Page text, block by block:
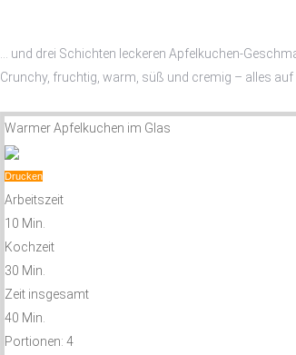
… und drei Schichten leckeren Apfelkuchen-
Crunchy, fruchtig, warm, süß und cremig – alles auf
Warmer Apfelkuchen im Glas
Drucken
Arbeitszeit
10 Min.
Kochzeit
30 Min.
Zeit insgesamt
40 Min.
Portionen: 4